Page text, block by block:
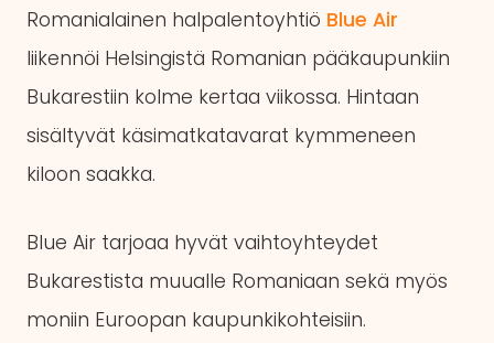
Romanialainen halpalentoyhtiö Blue Air
liikennöi Helsingistä Romanian pääkaupunkiin
Bukarestiin kolme kertaa viikossa. Hintaan
sisältyvät käsimatkatavarat kymmeneen
kiloon saakka.
Blue Air tarjoaa hyvät vaihtoyhteydet
Bukarestista muualle Romaniaan sekä myös
moniin Euroopan kaupunkikohteisiin.